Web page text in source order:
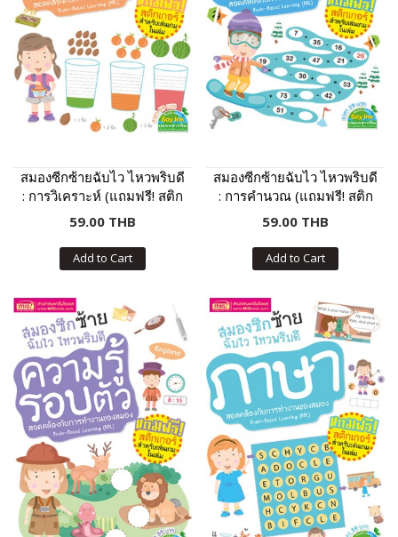
สมองซีกซ้ายฉับไว ไหวพริบดี
: การวิเคราะห์ (แถมฟรี! สติก
เกอร์)
59.00 THB
Add to Cart
สมองซีกซ้ายฉับไว ไหวพริบดี
: การคำนวณ (แถมฟรี! สติก
เกอร์)
59.00 THB
Add to Cart